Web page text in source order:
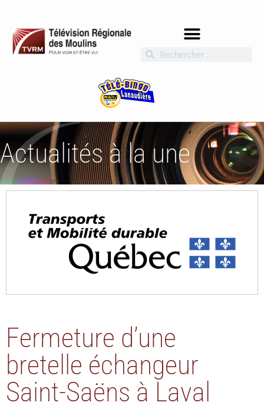
Actualités à la une
Fermeture d’une
bretelle échangeur
Saint-Saëns à Laval